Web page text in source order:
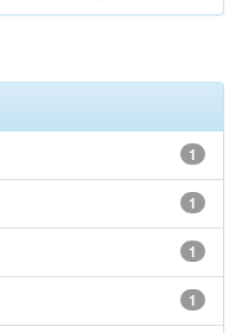
1
1
1
1